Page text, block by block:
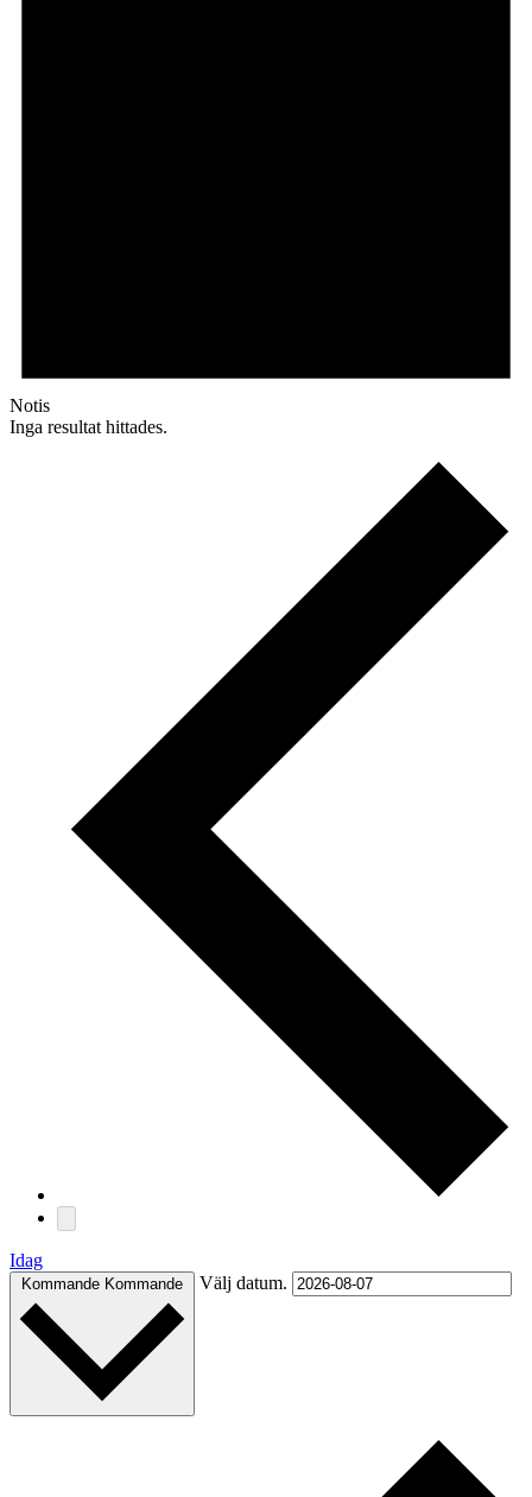
Notis
Inga resultat hittades.
Idag
Kommande Kommande Välj datum.